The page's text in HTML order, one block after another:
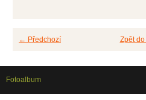
← Předchozí Zpět
Fotoalbum